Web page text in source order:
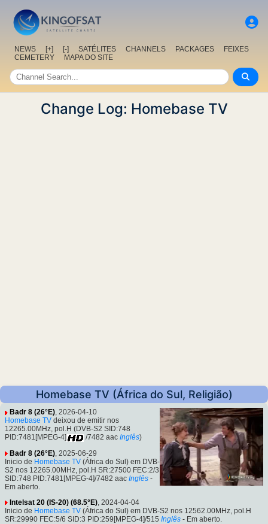
NEWS [+] [-] SATÉLITES CHANNELS PACKAGES
FEIXES
CEMETERY
MAPA DO SITE
Change Log: Homebase TV
Homebase TV (África do Sul, Religião)
Badr 8 (26°E), 2026-04-10
Homebase TV deixou de emitir nos
12265.00MHz, pol.H (DVB-S2 SID:748
PID:7481[MPEG-4]
/7482 aac Inglês)
Badr 8 (26°E) , 2025-06-29
Inicio de Homebase TV (África do Sul) em DVB-
S2 nos 12265.00MHz, pol.H SR:27500 FEC:2/3
SID:748 PID:7481[MPEG-4]/7482 aac Inglês -
Em aberto.
Intelsat 20 (IS-20) (68.5°E) , 2024-04-04
Inicio de Homebase TV (África do Sul) em DVB-S2 nos 12562.00MHz, pol.H
SR:29990 FEC:5/6 SID:3 PID:259[MPEG-4]/515 Inglês - Em aberto.